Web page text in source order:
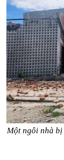
Một ngôi nhà